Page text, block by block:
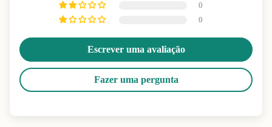
0
0
Escrever uma avaliação
Fazer uma pergunta